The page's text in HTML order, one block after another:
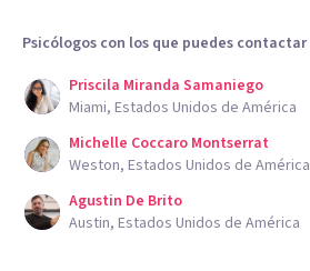
Psicólogos con los que puedes contactar
Priscila Miranda Samaniego
Miami, Estados Unidos de América
Michelle Coccaro Montserrat
Weston, Estados Unidos de América
Agustin De Brito
Austin, Estados Unidos de América